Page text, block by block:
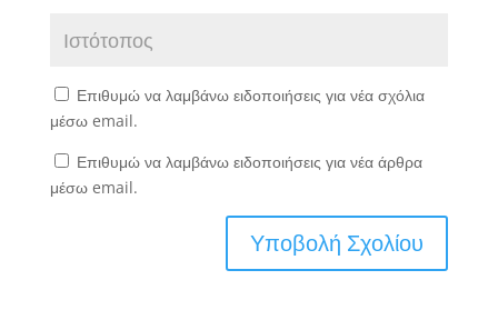
Επιθυμώ να λαμβάνω ειδοποιήσεις για νέα σχόλια
μέσω email.
Επιθυμώ να λαμβάνω ειδοποιήσεις για νέα άρθρα
μέσω email.